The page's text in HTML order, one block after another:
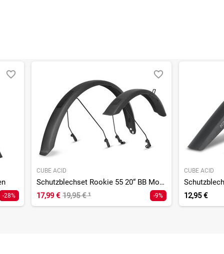
-28%
CUBE ACID
Schutzblechset Rookie 55 20“ BB Mount 2.0
17,99 € 19,95 €¹ -9%
CUBE ACID
12,95 €